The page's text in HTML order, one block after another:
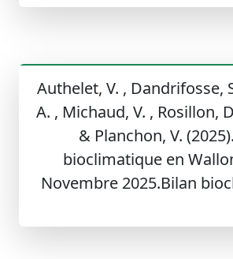
Authelet, V. , Dandrifosse,
A. , Michaud, V. , Rosillon,
& Planchon, V.
bioclimatique en
Novembre 2025.Bilan